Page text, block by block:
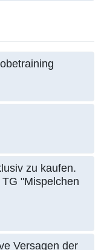
zu kaufen.
"Mispelchen
Versagen der